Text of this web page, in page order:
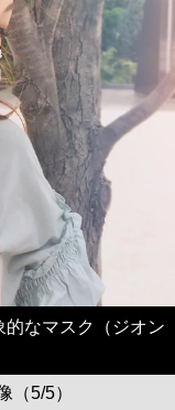
なマスク（ジオン
（5/5）